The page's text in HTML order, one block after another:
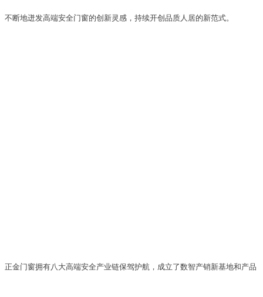
不断地迸发高端安全门窗的创新灵感，持续开创品质人居的新范式。
正金门窗拥有八大高端安全产业链保驾护航，成立了数智产销新基地和产品